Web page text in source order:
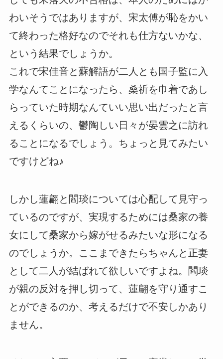
わいそうではありますが、宋太傅が恥をかい
て終わった格好なのでそれも仕方ないかな、
という結果でしょうか。
これで宋佳音と蘇解語が二人とも国子監に入
学なんてことになったら、桑祈を巾着であし
らっていた時期なんていい思い出だったと言
えるくらいの、鬱陶しい日々が晏雲之に訪れ
ることになるでしょう。ちょっと見てみたい
ですけどね♪
しかし蓮翩と閻琰については心配して見守っ
ているのですが、実現するためには桑家の養
女にして桑家から嫁がせるみたいな形になる
のでしょうか。ここまできたらちゃんと正妻
として二人が結ばれて欲しいですよね。閻琰
が親の反対を押し切って、蓮翩を守り通すこ
とができるのか、考えるだけで不安しかあり
ません。